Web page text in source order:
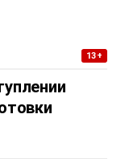
13+